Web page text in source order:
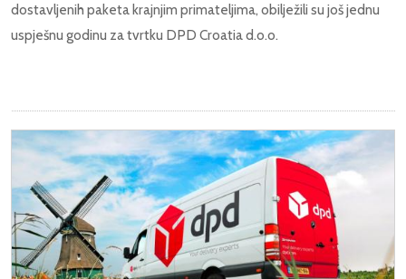
dostavljenih paketa krajnjim primateljima, obilježili su još jednu
uspješnu godinu za tvrtku DPD Croatia d.o.o.